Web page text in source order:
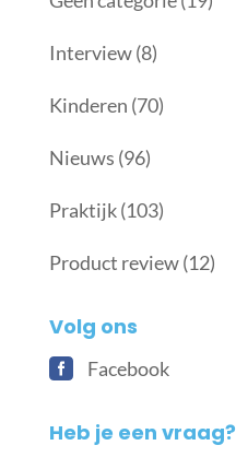
Interview(8)
Kinderen (70)
Nieuws (96)
Praktijk(103)
Product review(12)
Volg ons
Facebook
Heb je een vraag?